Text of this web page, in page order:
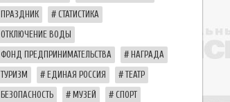
ПРАЗДНИК СТАТИСТИКА
ОТКЛЮЧЕНИЕ ВОДЫ
ФОНД ПРЕДПРИНИМАТЕЛЬСТВА НАГРАДА
ТУРИЗМ ЕДИНАЯ РОССИЯ ТЕАТР
БЕЗОПАСНОСТЬ МУЗЕЙ СПОРТ